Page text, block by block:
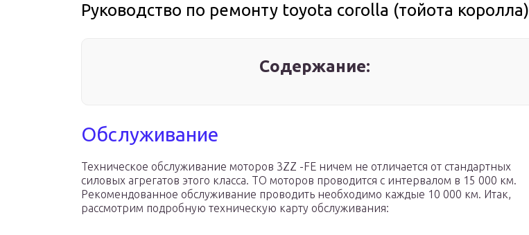
Руководство по ремонту toyota corolla (тойота королла)
Содержание:
Обслуживание
Техническое обслуживание моторов 3ZZ -FE ничем не отличается от стандартных
силовых агрегатов этого класса. ТО моторов проводится с интервалом в 15 000 км.
Рекомендованное обслуживание проводить необходимо каждые 10 000 км. Итак,
рассмотрим подробную техническую карту обслуживания: